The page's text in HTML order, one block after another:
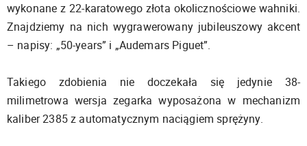
wykonane z 22-karatowego złota okolicznościowe wahniki.
Znajdziemy na nich wygrawerowany jubileuszowy akcent
– napisy: „50-years” i „Audemars Piguet”.
Takiego zdobienia nie doczekała się jedynie 38-
milimetrowa wersja zegarka wyposażona w mechanizm
kaliber 2385 z automatycznym naciągiem sprężyny.